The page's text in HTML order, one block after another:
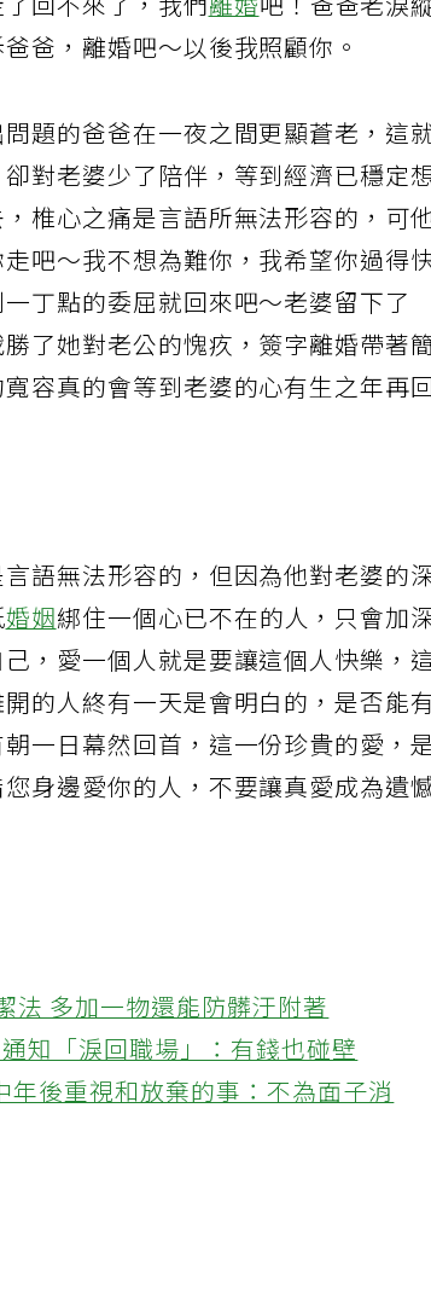
回不來了，我們離婚吧！爸爸老淚
爸，離婚吧～以後我照顧你。
題的爸爸在一夜之間更顯蒼老，這
對老婆少了陪伴，等到經濟已穩定
椎心之痛是言語所無法形容的，可
吧～我不想為難你，我希望你過得
丁點的委屈就回來吧～老婆留下了
了她對老公的愧疚，簽字離婚帶著簡
容真的會等到老婆的心有生之年再
語無法形容的，但因為他對老婆的
婚姻綁住一個心已不在的人，只會加
，愛一個人就是要讓這個人快樂，
的人終有一天是會明白的，是否能有
一日幕然回首，這一份珍貴的愛，
身邊愛你的人，不要讓真愛成為遺
法 多加一物還能防髒汙附著
知「淚回職場」：有錢也碰壁
後重視和放棄的事：不為面子消